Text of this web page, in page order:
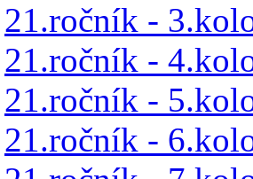
21.ročník -
21.ročník -
21.ročník -
21.ročník -